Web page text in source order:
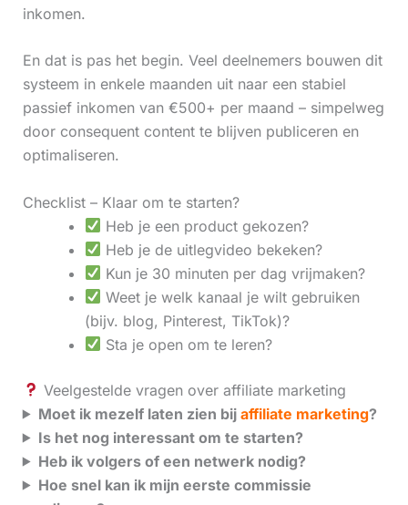
inkomen.
En dat is pas het begin. Veel deelnemers bouwen dit
systeem in enkele maanden uit naar een stabiel
passief inkomen van €500+ per maand – simpelweg
door consequent content te blijven publiceren en
optimaliseren.
Checklist – Klaar om te starten?
Heb je een product gekozen?
Heb je de uitlegvideo bekeken?
Kun je 30 minuten per dag vrijmaken?
Weet je welk kanaal je wilt gebruiken
(bijv. blog, Pinterest, TikTok)?
Sta je open om te leren?
Veelgestelde vragen over affiliate marketing
Moet ik mezelf laten zien bij affiliate marketing?
Is het nog interessant om te starten?
Heb ik volgers of een netwerk nodig?
Hoe snel kan ik mijn eerste commissie